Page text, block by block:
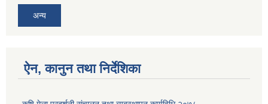
अन्य
ऐन, कानुन तथा निर्देशिका